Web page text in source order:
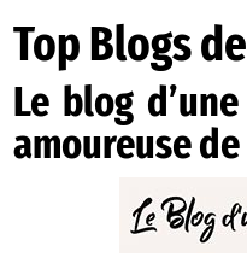
Top Blogs
Le blog
amoureuse